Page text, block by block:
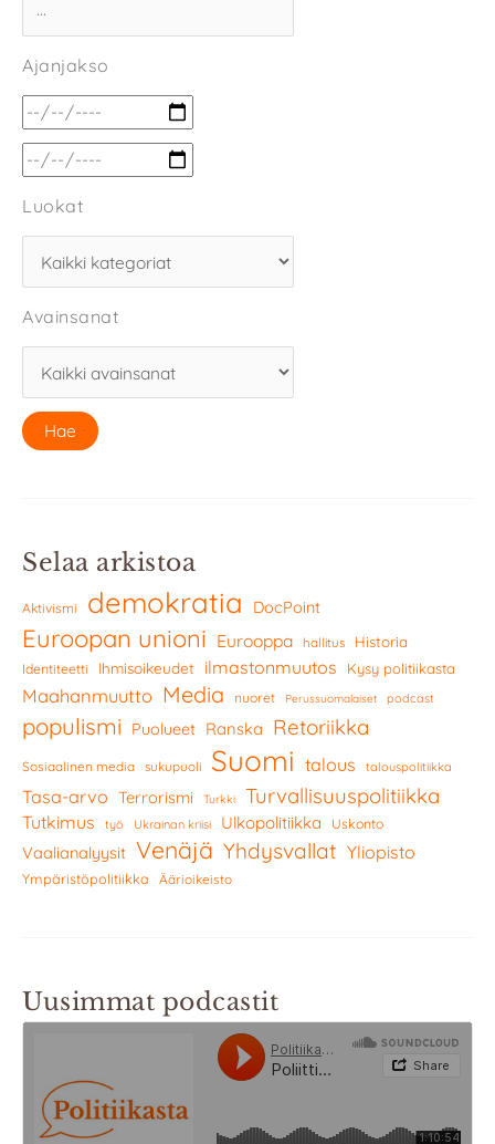
Ajanjakso
Luokat
Avainsanat
Selaa arkistoa
Aktivismi demokratia DocPoint
Euroopan unioni Eurooppa hallitus Historia
Identiteetti Ihmisoikeudet ilmastonmuutos Kysy politiikasta
Maahanmuutto Media nuoret Perussuomalaiset podcast
populismi Puolueet Ranska Retoriikka
Sosiaalinen media sukupuoli Suomi talous talouspolitiikka
Tasa-arvo Terrorismi Turkki Turvallisuuspolitiikka
Tutkimus työ Ukrainan kriisi Ulkopolitiikka Uskonto
Vaalianalyysit Venäjä Yhdysvallat Yliopisto
Ympäristöpolitiikka Äärioikeisto
Uusimmat podcastit